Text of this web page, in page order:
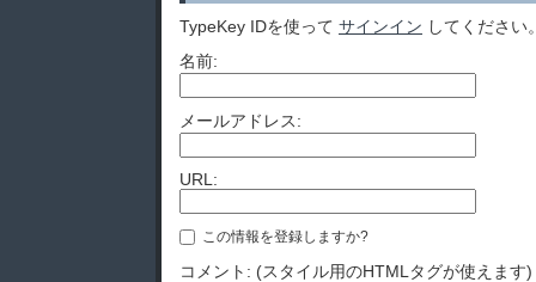
TypeKey IDを使って サインイン してください
名前:
メールアドレス:
URL:
この情報を登録しますか?
コメント: (スタイル用のHTMLタグが使えます)